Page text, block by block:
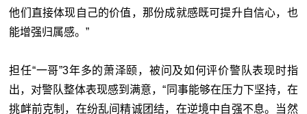
他们直接体现自己的价值，那份成就感既可提升自信心，也
能增强归属感。”
担任“一哥”3年多的萧泽颐，被问及如何评价警队表现时指
出，对警队整体表现感到满意，“同事能够在压力下坚持，在
挑衅前克制，在纷乱间精诚团结，在逆境中自强不息。当然